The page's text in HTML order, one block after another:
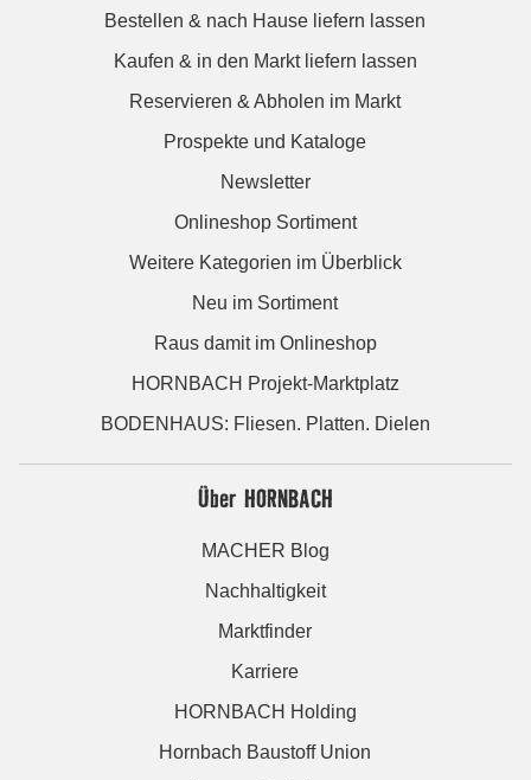
Bestellen & nach Hause liefern lassen
Kaufen & in den Markt liefern lassen
Reservieren & Abholen im Markt
Prospekte und Kataloge
Newsletter
Onlineshop Sortiment
Weitere Kategorien im Überblick
Neu im Sortiment
Raus damit im Onlineshop
HORNBACH Projekt-Marktplatz
BODENHAUS: Fliesen. Platten. Dielen
Über HORNBACH
MACHER Blog
Nachhaltigkeit
Marktfinder
Karriere
HORNBACH Holding
Hornbach Baustoff Union